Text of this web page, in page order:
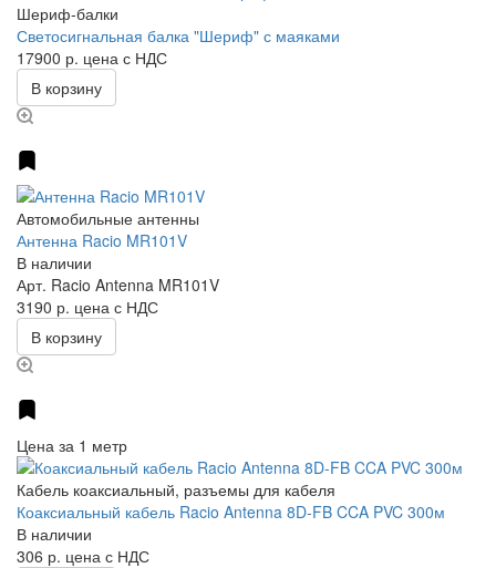
Шериф-балки
Светосигнальная балка "Шериф" с маяками
17900 р. цена с НДС
В корзину
Автомобильные антенны
Антенна Racio MR101V
В наличии
Арт. Racio Antenna MR101V
3190 р. цена с НДС
В корзину
Цена за 1 метр
Кабель коаксиальный, разъемы для кабеля
Коаксиальный кабель Racio Antenna 8D-FB CCA PVC 300м
В наличии
306 р. цена с НДС